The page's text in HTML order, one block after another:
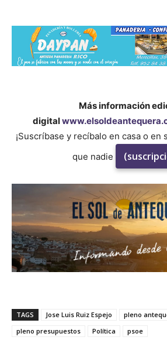
Más información
digital
¡Suscríbase y recíbalo en casa o en
que nadie
TAGS Jose Luis Ruiz Espejo
pleno
pleno presupuestos
Política psoe